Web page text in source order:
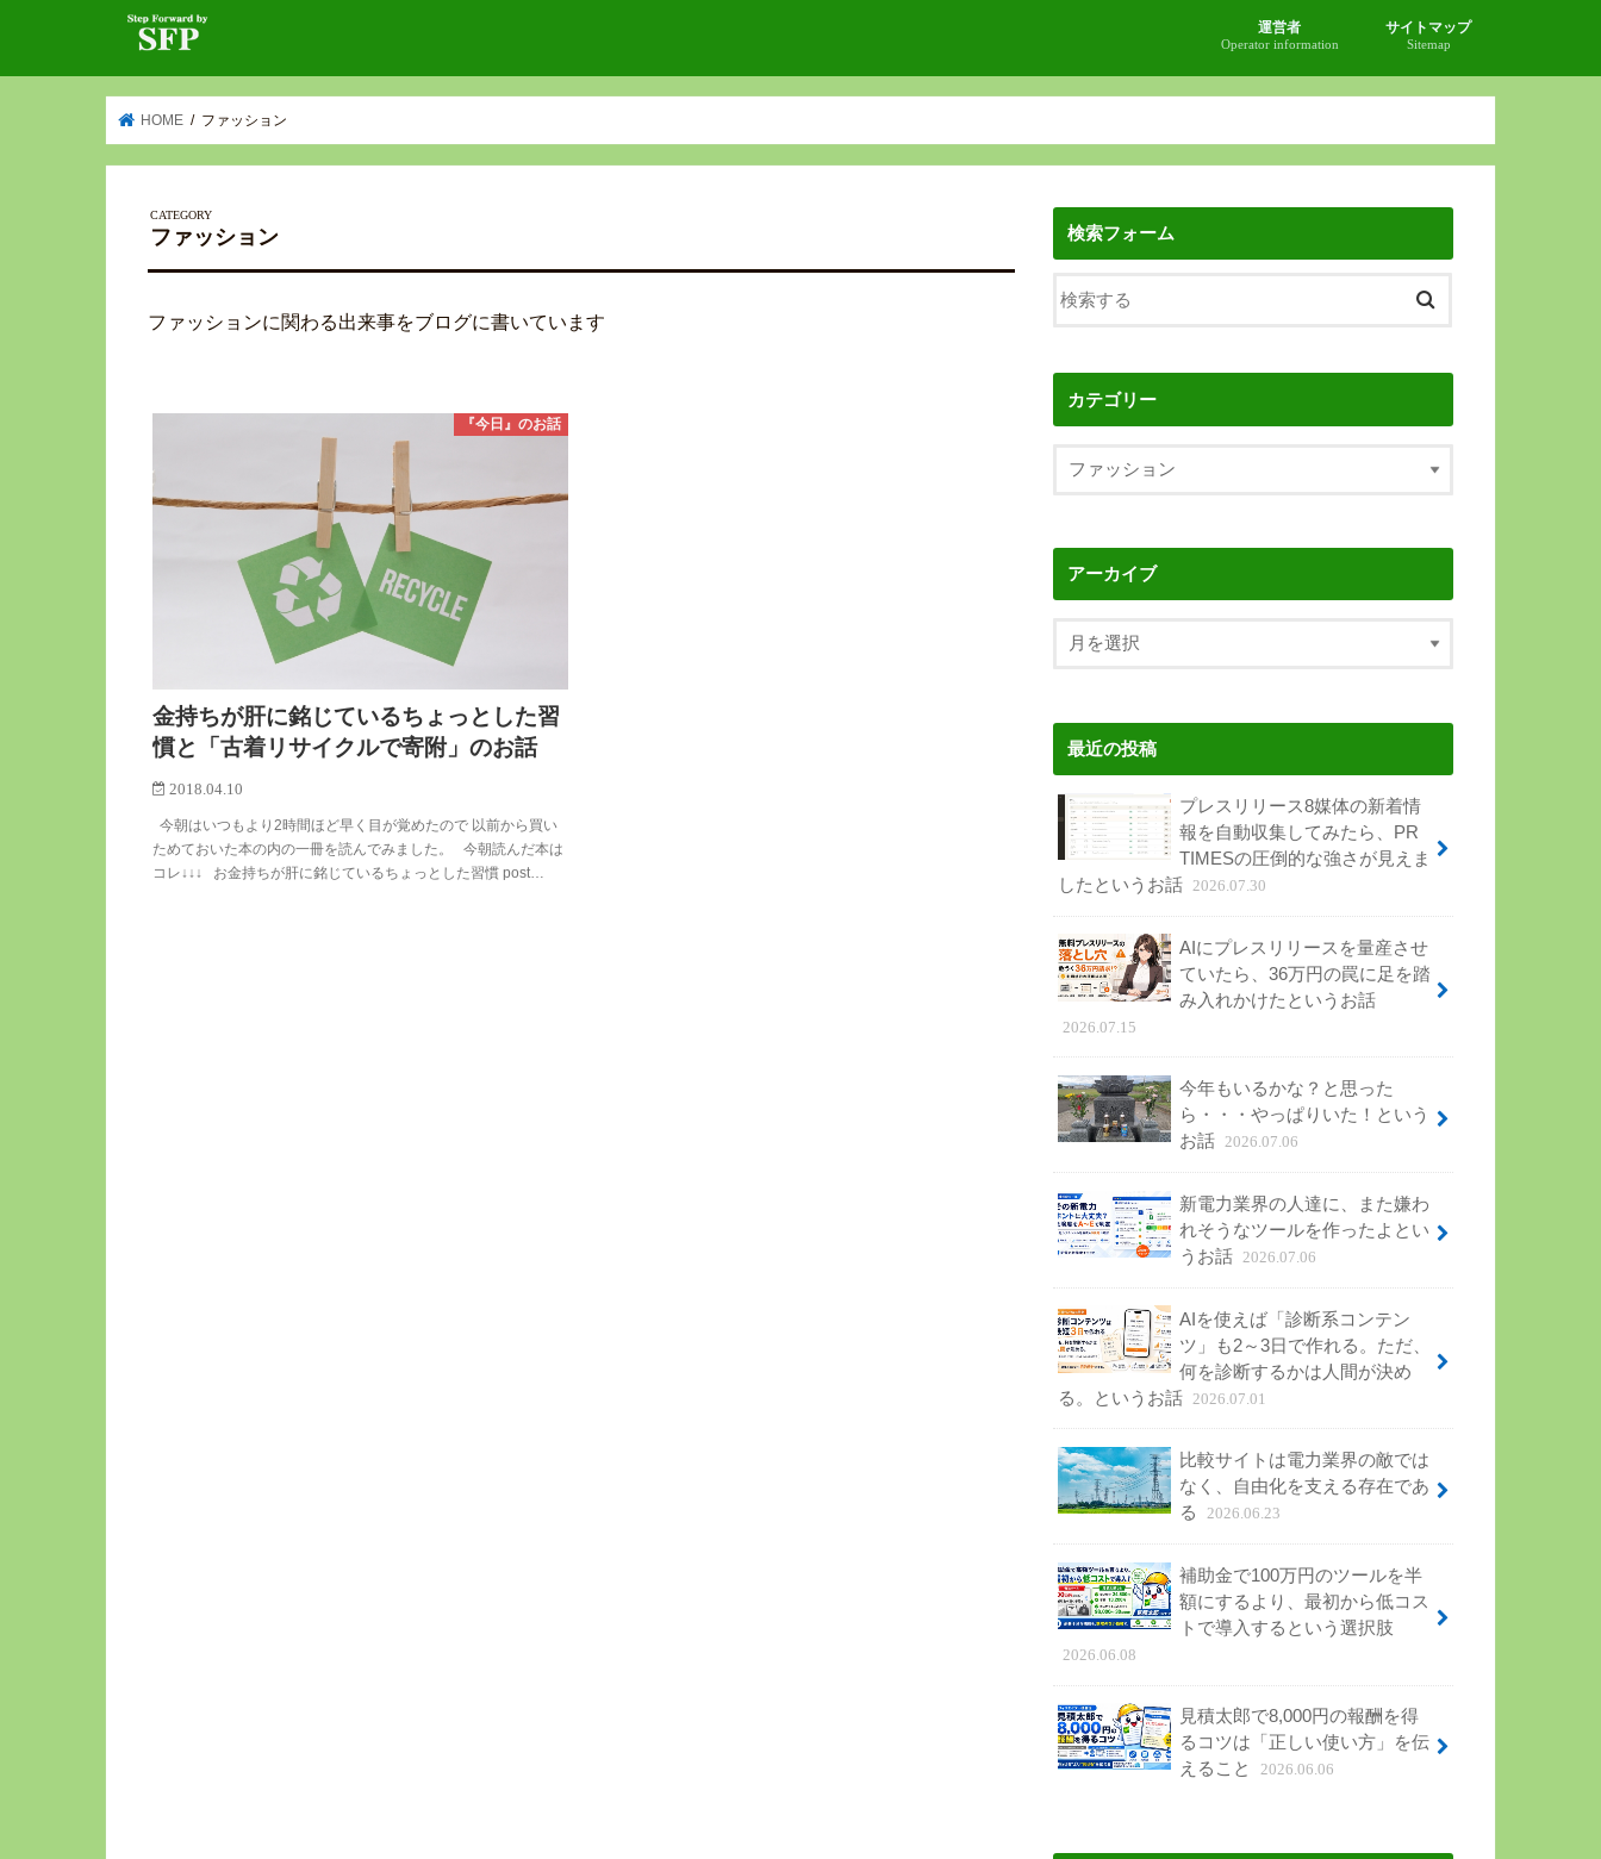
運営者
Operator information
サイトマップ
Sitemap
HOME ファッション
ファッション
ファッションに関わる出来事をブログに書いています
『今日』のお話
金持ちが肝に銘じているちょっとした習
慣と「古着リサイクルで寄附」のお話
2018.04.10
今朝はいつもより2時間ほど早く目が覚めたので 以前から買い
ためておいた本の内の一冊を読んでみました。 今朝読んだ本は
コレ↓↓↓ お金持ちが肝に銘じているちょっとした習慣 post…
検索フォーム
カテゴリー
アーカイブ
最近の投稿
プレスリリース8媒体の新着情
報を自動収集してみたら、PR
TIMESの圧倒的な強さが見えま
したというお話 2026.07.30
AIにプレスリリースを量産させ
ていたら、36万円の罠に足を踏
み入れかけたというお話
2026.07.15
今年もいるかな？と思った
ら・・・やっぱりいた！という
お話 2026.07.06
新電力業界の人達に、また嫌わ
れそうなツールを作ったよとい
うお話 2026.07.06
AIを使えば「診断系コンテン
ツ」も2～3日で作れる。ただ、
何を診断するかは人間が決め
る。というお話 2026.07.01
比較サイトは電力業界の敵では
なく、自由化を支える存在であ
る
2026.06.23
補助金で100万円のツールを半
額にするより、最初から低コス
トで導入するという選択肢
2026.06.08
見積太郎で8,000円の報酬を得
るコツは「正しい使い方」を伝
えること
2026.06.06